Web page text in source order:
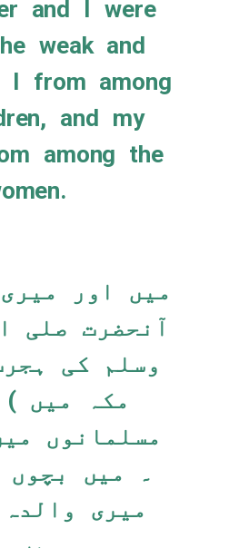
and I were
weak and
I from among
and my
among the
آنحضرت صلی
وسلم کی
مکہ میں )
مسلمانوں
۔ میں بچوں
میری